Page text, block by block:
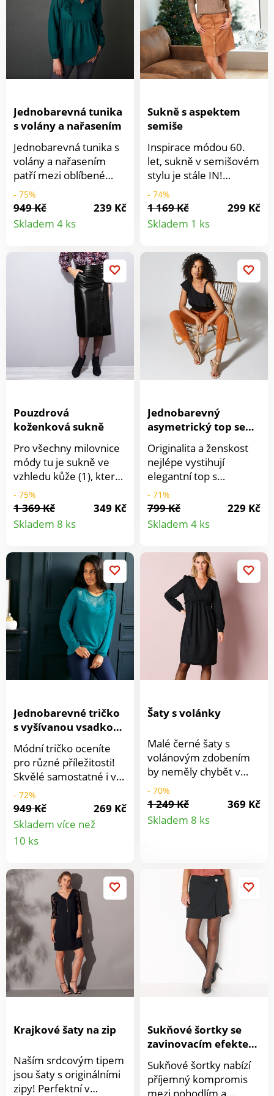
Jednobarevná tunika
s volány a nařasením
Jednobarevná tunika s
volány a nařasením
patří mezi oblíbené
sezónní kousky. Kulatý
výstřih s průstřihem a
volánky. Vertikální
přestřižení vpředu a
Nařasené přestřižení
pod náprsenkou
vpředu a vzadu. Dlouhé
rukávy s manžetou s
knoflíčkem. Volánový
rovný spodní lem. Lze
prát v pračce.
- 75%
949 Kč
239 Kč
Skladem 4 ks
Detail
Sukně s aspektem
semiše
Inspirace módou 60.
let, sukně v semišovém
stylu je stále IN!
Rozšířený střih.
Zapínání na zlaté
patenty vpředu.
Tvarovaný pas. Klínové
- 74%
1 169 Kč
299 Kč
Skladem 1 ks
Detail
Pouzdrová
koženková sukně
Pro všechny milovnice
módy tu je sukně ve
vzhledu kůže (1), která
rafinovaně odhaluje
nohy. Tvarovaný pas.
Zapínání na 4 knoflíky v
imitaci rohoviny. 2
záševky. Zakončení bez
začištění. Délka pod
kolena. Lze prát v
- 75%
1 369 Kč
349 Kč
Skladem 8 ks
Detail
Jednobarevný
asymetrický top se
Originalita a ženskost
nejlépe vystihují
elegantní top s
odhaleným ramenem.
Ze vzdušného úpletu.
Vpředu a vzadu široký
volán. 1 ramínko.
Jednobarevný, snadný
na kombinování. Lze
prát v pračce.
- 71%
799 Kč
229 Kč
Skladem 4 ks
Detail
Jednobarevné tričko
s vyšívanou vsadkou
a krajkou
Módní tričko oceníte
pro různé příležitosti!
Skvělé samostatné i v
kombinaci se svetrem,
díky šik detailům krajky
a výšivky si najde místo
v dámském šatníku.
Jednobarevné tričko s
krajkou. Kulatý výstřih.
Náprsenka z
vyšívaného materiálu s
krajkovou lemovkou.
Dlouhé pružné a
nařasené rukávy. Ze
vzdušné a jemné
tkaniny velmi příjemné
na nošení. Lze prát v
pračce.
- 72%
949 Kč
269 Kč
Skladem více než
10 ks
Šaty s volánky
Malé černé šaty s
volánovým zdobením
by neměly chybět v
žádném šatníku. Skvělé
s kotníkovými
kozačkami i teniskami,
záleží na Vašem vkusu.
s macramé lemem.
Pod přestřižením na
hrudníku nařasení a
volány. Dlouhé rukávy.
V ramenou nařasení.
Manžety zúžené
knoflíčkem s macramé
lemem. Lze prát v
- 70%
1 249 Kč
369 Kč
Skladem 8 ks
Detail
Krajkové šaty na zip
Naším srdcovým tipem
jsou šaty s originálními
zipy! Perfektní v
Sukňové šortky se
zavinovacím efektem
a bižu knoflíkem
Sukňové šortky nabízí
příjemný kompromis